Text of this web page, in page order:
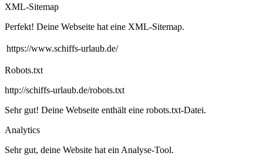
XML-Sitemap
Perfekt! Deine Webseite hat eine XML-Sitemap.
https://www.schiffs-urlaub.de/
Robots.txt
http://schiffs-urlaub.de/robots.txt
Sehr gut! Deine Webseite enthält eine robots.txt-Datei.
Analytics
Sehr gut, deine Website hat ein Analyse-Tool.